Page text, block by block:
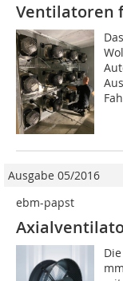
Ventilatoren
Ausgabe 05/2016
ebm-papst